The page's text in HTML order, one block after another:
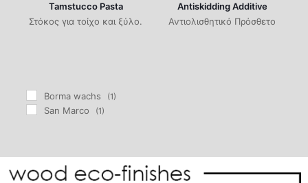
Tamstucco Pasta
Στόκος για τοίχο και ξύλο.
Antiskidding Additive
Αντιολισθητικό Πρόσθετο
Borma wachs (1)
San Marco (1)